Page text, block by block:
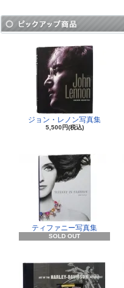
ジョン・レノン写真集
5,500円(税込)
ティファニー写真集
SOLD OUT